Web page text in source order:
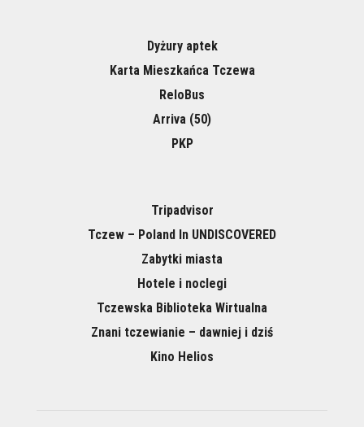
Dyżury aptek
Karta Mieszkańca Tczewa
ReloBus
Arriva (50)
PKP
Tripadvisor
Tczew – Poland In UNDISCOVERED
Zabytki miasta
Hotele i noclegi
Tczewska Biblioteka Wirtualna
Znani tczewianie – dawniej i dziś
Kino Helios